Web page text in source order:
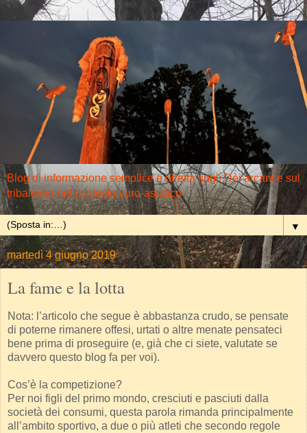
Blog di informazione semplice e diretta sugli Dèi arcani e sul
tribalismo nel contesto euro-asiatico
▼
martedì 4 giugno 2019
La fame e la lotta
Nota: l’articolo che segue è abbastanza crudo, se pensate
di poterne rimanere offesi, urtati o altre menate pensateci
bene prima di proseguire (e, già che ci siete, valutate se
davvero questo blog fa per voi).
Cos’è la competizione?
Per noi figli del primo mondo, cresciuti e pasciuti dalla
società dei consumi, questa parola rimanda principalmente
all’ambito sportivo, a due o più atleti che secondo regole